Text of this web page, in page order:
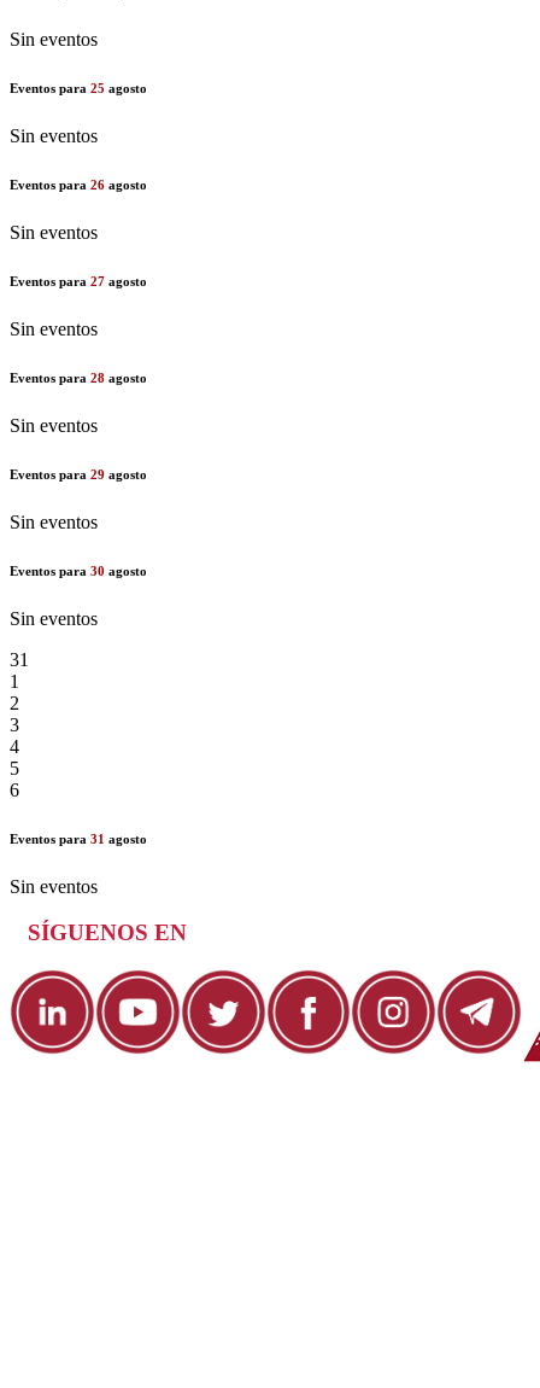
Sin eventos
Eventos para 25 agosto
Sin eventos
Eventos para 26 agosto
Sin eventos
Eventos para 27 agosto
Sin eventos
Eventos para 28 agosto
Sin eventos
Eventos para 29 agosto
Sin eventos
Eventos para 30 agosto
Sin eventos
31
1
2
3
4
5
6
Eventos para 31 agosto
Sin eventos
SÍGUENOS EN